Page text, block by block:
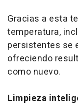
Gracias a esta
temperatura,
persistentes se
ofreciendo
como nuevo.
Limpieza